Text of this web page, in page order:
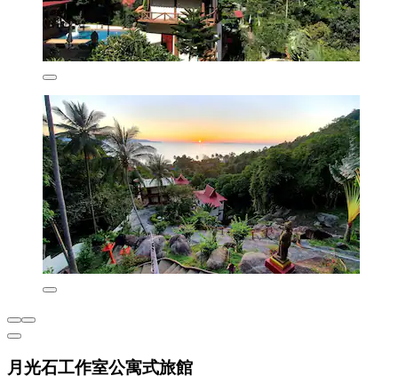
月光石工作室公寓式旅館